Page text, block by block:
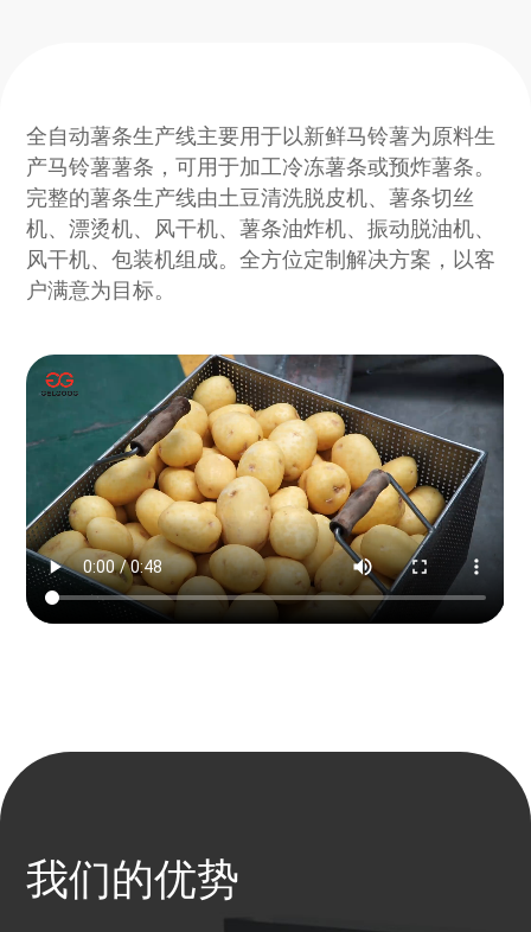
全自动薯条生产线主要用于以新鲜马铃薯为原料生
产马铃薯薯条，可用于加工冷冻薯条或预炸薯条。
完整的薯条生产线由土豆清洗脱皮机、薯条切丝
机、漂烫机、风干机、薯条油炸机、振动脱油机、
风干机、包装机组成。全方位定制解决方案，以客
户满意为目标。
我们的优势